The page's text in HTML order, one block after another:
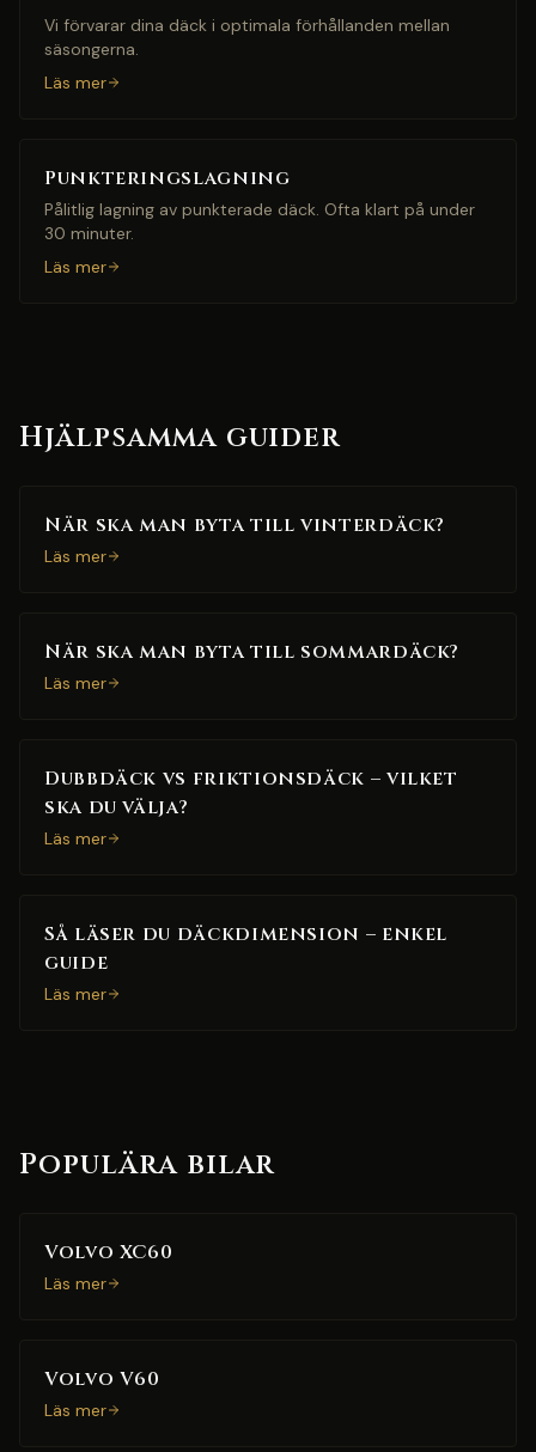
Vi förvarar dina däck i optimala förhållanden mellan
säsongerna.
Läs mer
Punkteringslagning
Pålitlig lagning av punkterade däck. Ofta klart på under
30 minuter.
Läs mer
Hjälpsamma guider
När ska man byta till vinterdäck?
Läs mer
När ska man byta till sommardäck?
Läs mer
Dubbdäck vs friktionsdäck – vilket
ska du välja?
Läs mer
Så läser du däckdimension – enkel
guide
Läs mer
Populära bilar
Volvo XC60
Läs mer
Volvo V60
Läs mer